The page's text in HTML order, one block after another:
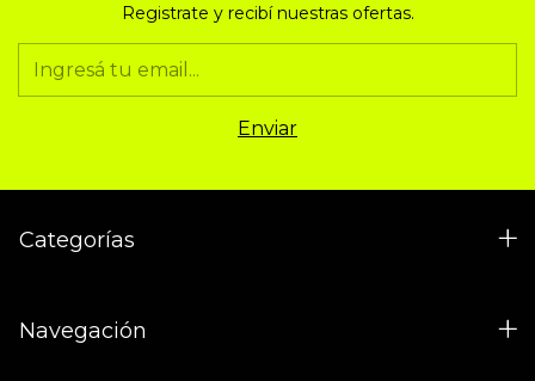
Registrate y recibí nuestras ofertas.
Categorías
Navegación